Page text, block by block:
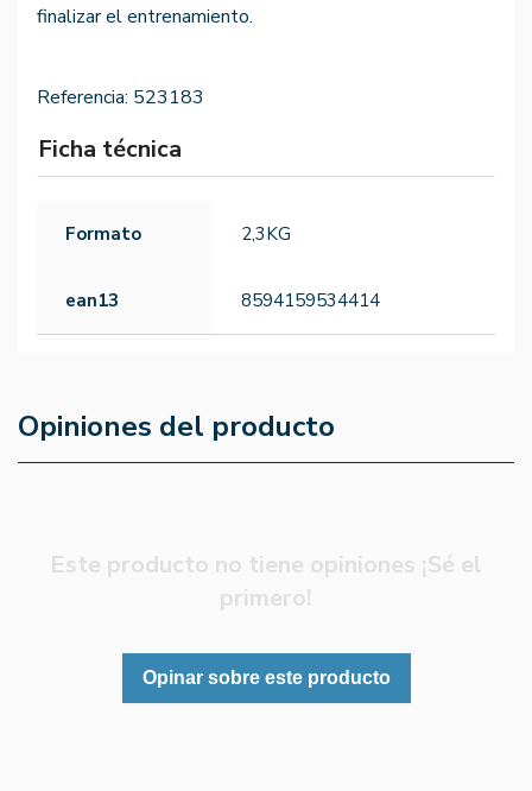
finalizar el entrenamiento.
Referencia: 523183
Ficha técnica
Formato 2,3KG
ean13 8594159534414
Opiniones del producto
Este producto no tiene opiniones ¡Sé el
primero!
Opinar sobre este producto